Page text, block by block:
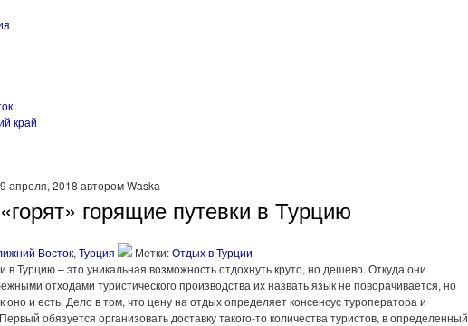
край
апреля, 2018 автором Waska
горящие путевки в Турцию
Восток, Турция Метки:Отдых в Турции
в Турцию – это уникальная возможность отдохнуть круто, но дешево. Откуда они
отходами туристического производства их назвать язык не поворачивается, но
оно и есть. Дело в том, что цену на отдых определяет консенсус туроператора и
обязуется организовать доставку такого-то количества туристов, в определенный